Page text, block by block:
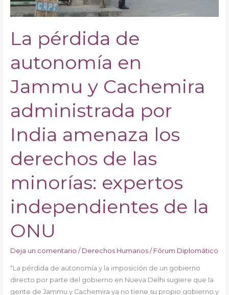
La pérdida de
autonomía en
Jammu y Cachemira
administrada por
India amenaza los
derechos de las
minorías: expertos
independientes de la
ONU
Deja un comentario / Derechos Humanos/ Fórum Diplomático
“La pérdida de autonomía y la imposición de un gobierno
directo por parte del gobierno en Nueva Delhi sugiere que la
gente de Jammu y Cachemira ya no tiene su propio gobierno y
administrada
por
amenaza
derechos
expertos
de
la
ONU